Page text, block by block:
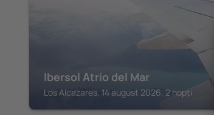
Ibersol Atrio del Mar
Los Alcazares, 14 august 2026, 2 nopți